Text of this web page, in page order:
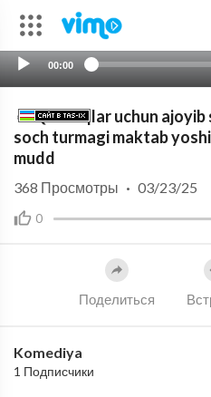
00:00
👧 Qizaloqlar uchun
soch turmagi maktab
mudd
0
368 Просмотры · 03/23/25
Поделиться
Komediya
1 Подписчики